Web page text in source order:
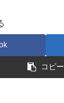
コピー